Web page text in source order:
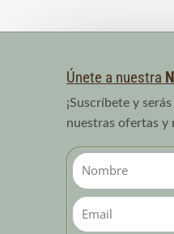
Únete a nuestra
¡Suscríbete y
nuestras ofertas y
Nombre
Email